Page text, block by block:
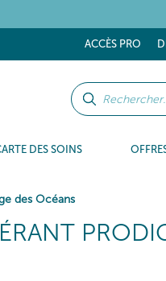
ACCÈS PRO
DES SOINS
des Océans